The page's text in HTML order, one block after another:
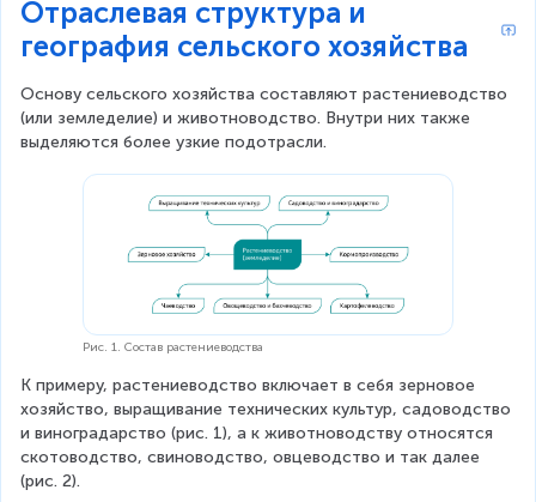
Отраслевая структура и
география сельского хозяйства
Основу сельского хозяйства составляют растениеводство
(или земледелие) и животноводство. Внутри них также
выделяются более узкие подотрасли.
Рис. 1. Состав растениеводства
К примеру, растениеводство включает в себя зерновое
хозяйство, выращивание технических культур, садоводство
и виноградарство (рис. 1), а к животноводству относятся
скотоводство, свиноводство, овцеводство и так далее
(рис. 2).